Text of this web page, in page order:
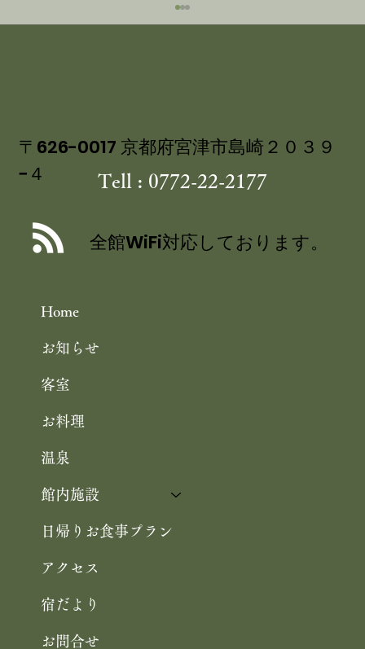
ーナーにて 茶六別館の食事処・四季膳
Home
お知らせ
客室
お料理
温泉
館内施設
日帰りお食事プラン
アクセス
宿だより
お問合せ
〒626-0017 京都府宮津市島崎２０３９
−４
Tell : 0772-22-2177
全館WiFi対応しております。